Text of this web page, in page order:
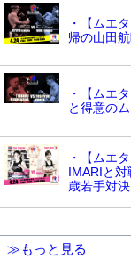
・【ムエ
帰の山田
・【ムエ
と得意の
・【ムエ
IMARIと
歳若手対
≫もっと見る